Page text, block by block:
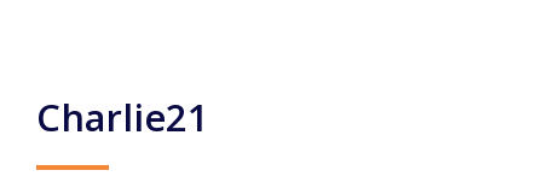
Charlie21